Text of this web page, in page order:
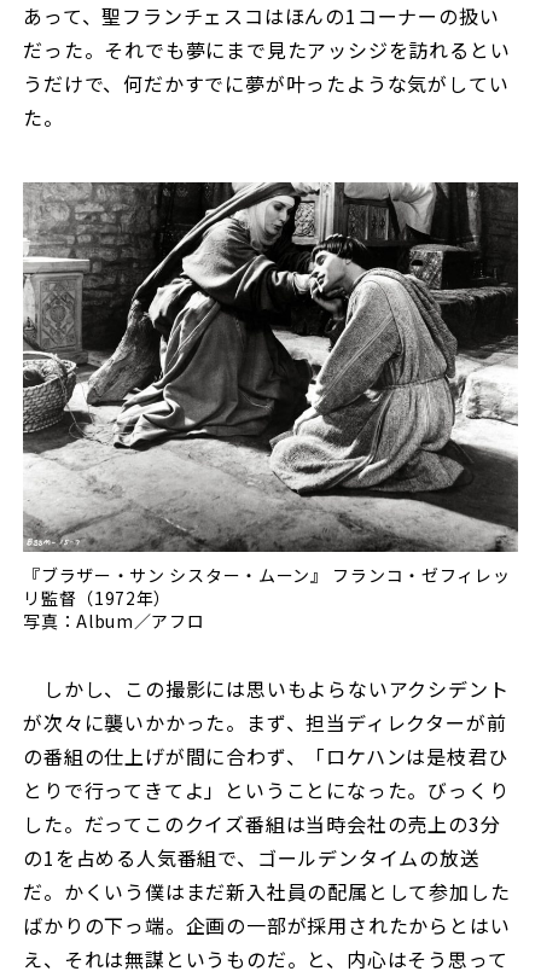
あって、聖フランチェスコはほんの1コーナーの扱い
だった。それでも夢にまで見たアッシジを訪れるとい
うだけで、何だかすでに夢が叶ったような気がしてい
た。
『ブラザー・サン シスター・ムーン』 フランコ・ゼフィレッ
リ監督（1972年）
写真：Album／アフロ
しかし、この撮影には思いもよらないアクシデント
が次々に襲いかかった。まず、担当ディレクターが前
の番組の仕上げが間に合わず、「ロケハンは是枝君ひ
とりで行ってきてよ」ということになった。びっくり
した。だってこのクイズ番組は当時会社の売上の3分
の1を占める人気番組で、ゴールデンタイムの放送
だ。かくいう僕はまだ新入社員の配属として参加した
ばかりの下っ端。企画の一部が採用されたからとはい
え、それは無謀というものだ。と、内心はそう思って